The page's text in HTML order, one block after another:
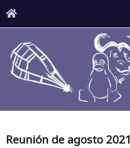
Reunión de agosto 2021